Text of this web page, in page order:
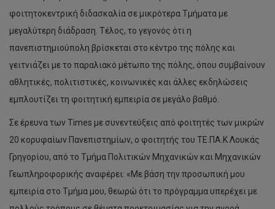
φοιτητοκεντρική διδασκαλία σε μικρότερα Τμήματα με
μεγαλύτερη διάδραση. Τέλος, το γεγονός ότι η
πανεπιστημιούπολη βρίσκεται στο κέντρο της πόλης και
γειτνιάζει με το παραλιακό μέτωπο της πόλης, όπου συμβαίνουν
αθλητικές, πολιτιστικές, κοινωνικές και άλλες εκδηλώσεις
εμπλουτίζει τη φοιτητική εμπειρία σε μεγάλο βαθμό.
Σε έρευνα των Times με συνεντεύξεις από φοιτητές των μικρών
20 κορυφαίων Πανεπιστημίων, ο φοιτητής του ΤΕ.ΠΑ.Κ Λουκάς
Γρηγορίου, από το Τμήμα Πολιτικών Μηχανικών και Μηχανικών
Γεωπληροφορικής αναφέρει: «Με βάση την προσωπική μου
εμπειρία στο Τμήμα μου, θεωρώ ότι το πρόγραμμα υπερέχει με